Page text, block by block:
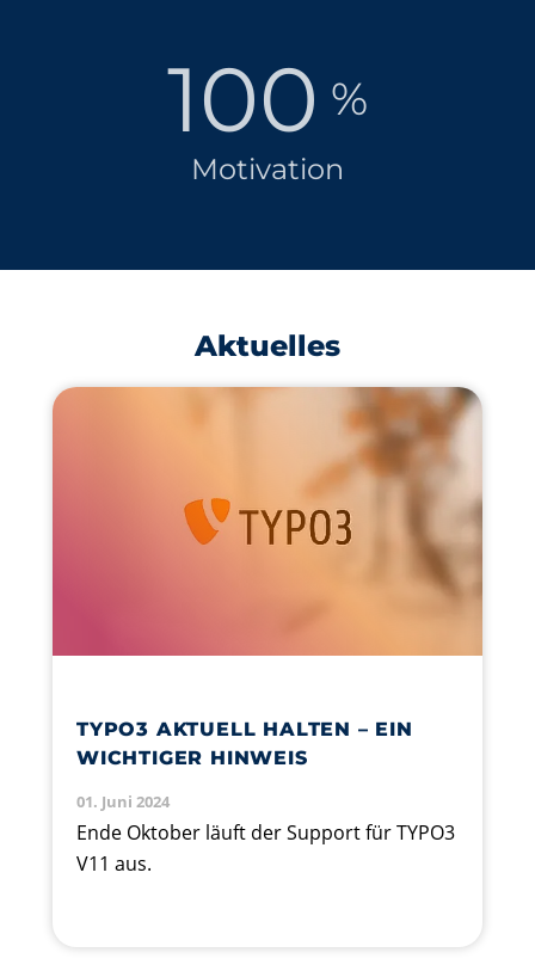
100 %
Motivation
Aktuelles
TYPO3 AKTUELL HALTEN – EIN
WICHTIGER HINWEIS
01. Juni 2024
Ende Oktober läuft der Support für TYPO3
V11 aus.